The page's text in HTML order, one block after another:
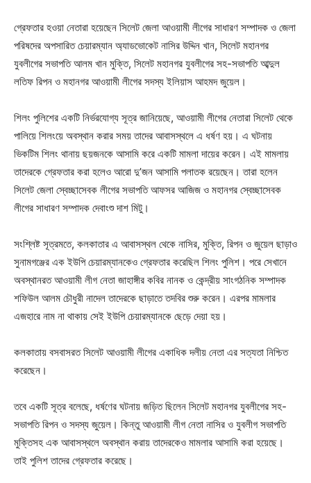
গ্রেফতার হওয়া নেতারা হয়েছেন সিলেট জেলা আওয়ামী লীগের সাধারণ সম্পাদক ও জেলা
পরিষদের অপসারিত চেয়ারম্যান অ্যাডভোকেট নাসির উদ্দিন খান, সিলেট মহানগর
যুবলীগের সভাপতি আলম খান মুক্তি, সিলেট মহানগর যুবলীগের সহ-সভাপতি আব্দুল
লতিফ রিপন ও মহানগর আওয়ামী লীগের সদস্য ইলিয়াস আহমদ জুয়েল।
শিলং পুলিশের একটি নির্ভরযোগ্য সূত্র জানিয়েছে, আওয়ামী লীগের নেতারা সিলেট থেকে
পালিয়ে শিলংয়ে অবস্থান করার সময় তাদের আবাসস্থলে এ ধর্ষণ হয়। এ ঘটনায়
ভিকটিম শিলং থানায় ছয়জনকে আসামি করে একটি মামলা দায়ের করেন। এই মামলায়
তাদেরকে গ্রেফতার করা হলেও আরো দু’জন আসামি পলাতক রয়েছেন। তারা হলেন
সিলেট জেলা স্বেচ্ছাসেবক লীগের সভাপতি আফসর আজিজ ও মহানগর স্বেচ্ছাসেবক
লীগের সাধারণ সম্পাদক দেবাংশু দাশ মিটু।
সংশ্লিষ্ট সূত্রমতে, কলকাতার এ আবাসস্থল থেকে নাসির, মুক্তি, রিপন ও জুয়েল ছাড়াও
সুনামগঞ্জের এক ইউপি চেয়ারম্যানকেও গ্রেফতার করেছিল শিলং পুলিশ। পরে সেখানে
অবস্থানরত আওয়ামী লীগ নেতা জাহাঙ্গীর কবির নানক ও কেন্দ্রীয় সাংগঠনিক সম্পাদক
শফিউল আলম চৌধুরী নাদেল তাদেরকে ছাড়াতে তদবির শুরু করেন। এরপর মামলার
এজহারে নাম না থাকায় সেই ইউপি চেয়ারম্যানকে ছেড়ে দেয়া হয়।
কলকাতায় বসবাসরত সিলেট আওয়ামী লীগের একাধিক দলীয় নেতা এর সত্যতা নিশ্চিত
করেছেন।
তবে একটি সূত্র বলেছে, ধর্ষণের ঘটনায় জড়িত ছিলেন সিলেট মহানগর যুবলীগের সহ-
সভাপতি রিপন ও সদস্য জুয়েল। কিন্তু আওয়ামী লীগ নেতা নাসির ও যুবলীগ সভাপতি
মুক্তিসহ এক আবাসস্থলে অবস্থান করায় তাদেরকেও মামলার আসামি করা হয়েছে।
তাই পুলিশ তাদের গ্রেফতার করেছে।